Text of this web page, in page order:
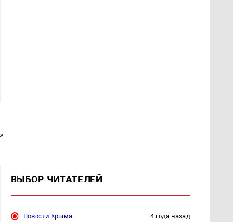
»
ВЫБОР ЧИТАТЕЛЕЙ
Новости Крыма 4 года назад